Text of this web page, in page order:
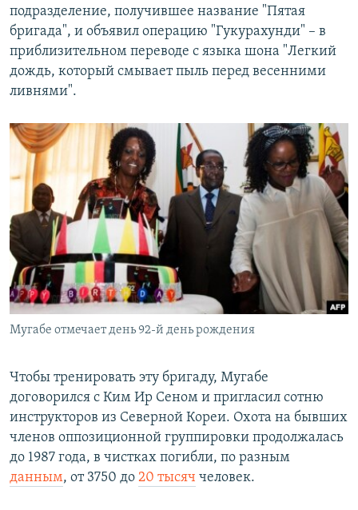
подразделение, получившее название "Пятая
бригада", и объявил операцию "Гукурахунди" – в
приблизительном переводе с языка шона "Легкий
дождь, который смывает пыль перед весенними
ливнями".
Мугабе отмечает день 92-й день рождения
Чтобы тренировать эту бригаду, Мугабе
договорился с Ким Ир Сеном и пригласил сотню
инструкторов из Северной Кореи. Охота на бывших
членов оппозиционной группировки продолжалась
до 1987 года, в чистках погибли, по разным
данным, от 3750 до 20 тысяч человек.